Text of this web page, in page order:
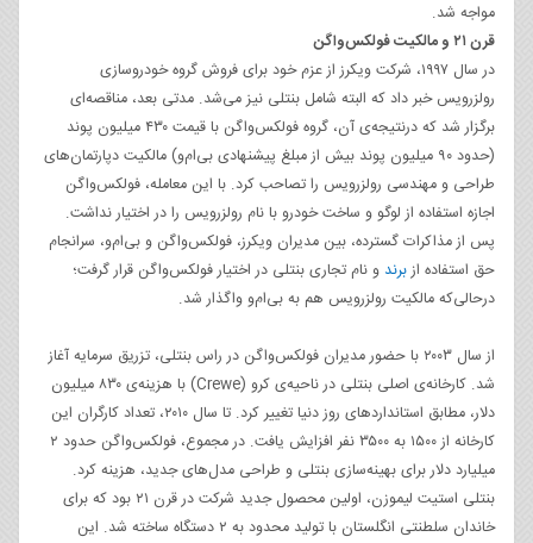
مواجه شد.
قرن ۲۱ و مالکیت فولکس‌واگن
در سال ۱۹۹۷، شرکت ویکرز از عزم خود برای فروش گروه خودروسازی
رولزرویس خبر داد که البته شامل بنتلی نیز می‌شد. مدتی بعد، مناقصه‌‌ای
برگزار شد که درنتیجه‌ی آن، گروه فولکس‌واگن با قیمت ۴۳۰ میلیون پوند
(حدود ۹۰ میلیون پوند بیش از مبلغ پیشنهادی بی‌ام‌و) مالکیت دپارتمان‌های
طراحی و مهندسی رولزرویس را تصاحب کرد. با این معامله، فولکس‌واگن
اجازه استفاده از لوگو و ساخت خودرو با نام رولزرویس را در اختیار نداشت.
پس از مذاکرات گسترده، بین مدیران ویکرز، فولکس‌واگن و بی‌ام‌و، سرانجام
حق استفاده ازبرند و نام تجاری بنتلی در اختیار فولکس‌واگن قرار گرفت؛
درحالی‌که مالکیت رولزرویس هم به بی‌ام‌و واگذار شد.
از سال ۲۰۰۳ با حضور مدیران فولکس‌واگن در راس بنتلی، تزریق سرمایه آغاز
شد. کارخانه‌ی اصلی بنتلی در ناحیه‌ی کرو (Crewe) با هزینه‌ی ۸۳۰ میلیون
دلار، مطابق استانداردهای روز دنیا تغییر کرد. تا سال ۲۰۱۰، تعداد کارگران این
کارخانه از ۱۵۰۰ به ۳۵۰۰ نفر افزایش یافت. در مجموع، فولکس‌واگن حدود ۲
میلیارد دلار برای بهینه‌سازی بنتلی و طراحی مدل‌های جدید، هزینه کرد.
بنتلی استیت لیموزن، اولین محصول جدید شرکت در قرن ۲۱ بود که برای
خاندان سلطنتی انگلستان با تولید محدود به ۲ دستگاه ساخته شد. این